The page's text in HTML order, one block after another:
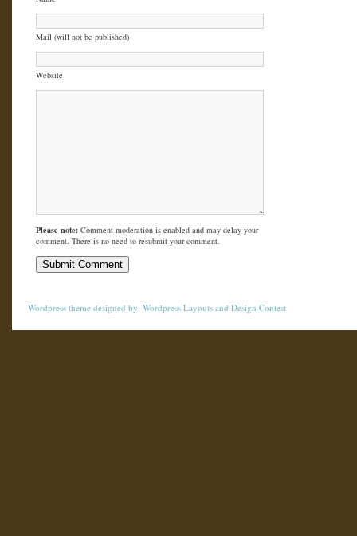
Mail (will not be published)
Website
Please note: Comment moderation is enabled and may delay your
comment. There is no need to resubmit your comment.
Wordpress theme designed by: Wordpress Layouts and Design Contest